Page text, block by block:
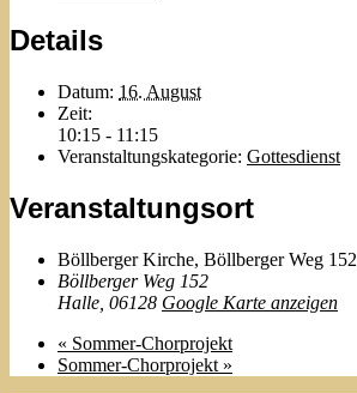
Details
Datum: 16. August
Zeit:
10:15 - 11:15
Veranstaltungskategorie: Gottesdienst
Veranstaltungsort
Böllberger Kirche, Böllberger Weg 152
Böllberger Weg 152
Halle 06128 Google Karte anzeigen
« Sommer-Chorprojekt
Sommer-Chorprojekt »